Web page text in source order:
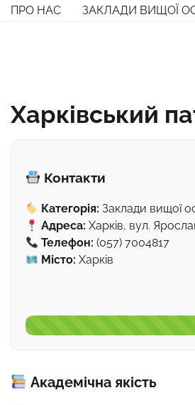
Перейти
ПРО НАС ЗАКЛАДИ ВИЩОЇ
Харківський
Контакти
Категорія: Заклади вищої
Адреса: Харків, вул.
Телефон: (057) 7004817
Місто: Харків
Академічна якість